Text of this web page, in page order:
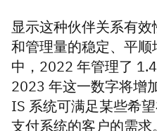
显示这种伙伴关系有
和管理量的稳定、平
中，2022 年管理了
2023 年这一数字将增
IS 系统可满足某些希
支付系统的客户的需